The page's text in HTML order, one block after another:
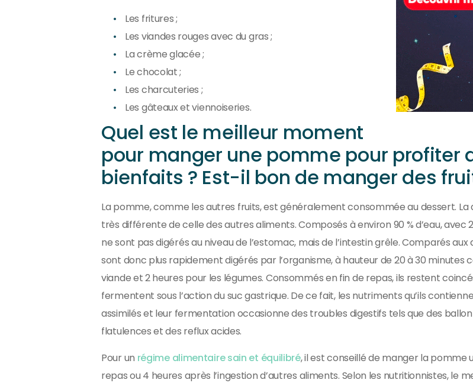
Les fritures ;
Les viandes rouges avec du gras ;
La crème glacée ;
Le chocolat ;
Les charcuteries ;
Les gâteaux et viennoiseries.
Quel est le meilleur moment
pour manger une pomme pour profiter
bienfaits ? Est-il bon de manger des
La pomme, comme les autres fruits, est généralement consommée au dessert. La
très différente de celle des autres aliments. Composés à environ 90 % d’eau, avec 2
ne sont pas digérés au niveau de l’estomac, mais de l’intestin grêle. Comparés aux
sont donc plus rapidement digérés par l’organisme, à hauteur de 20 à 30 minutes
viande et 2 heures pour les légumes. Consommés en fin de repas, ils restent
fermentent sous l’action du suc gastrique. De ce fait, les nutriments qu’ils
assimilés et leur fermentation occasionne des troubles digestifs tels que des
flatulences et des reflux acides.
Pour un régime alimentaire sain et équilibré, il est conseillé de manger la pomme
repas ou 4 heures après l’ingestion d’autres aliments. Selon les nutritionnistes, le